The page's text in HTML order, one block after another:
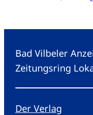
Bad Vilbeler
Zeitungsring
Der Verlag